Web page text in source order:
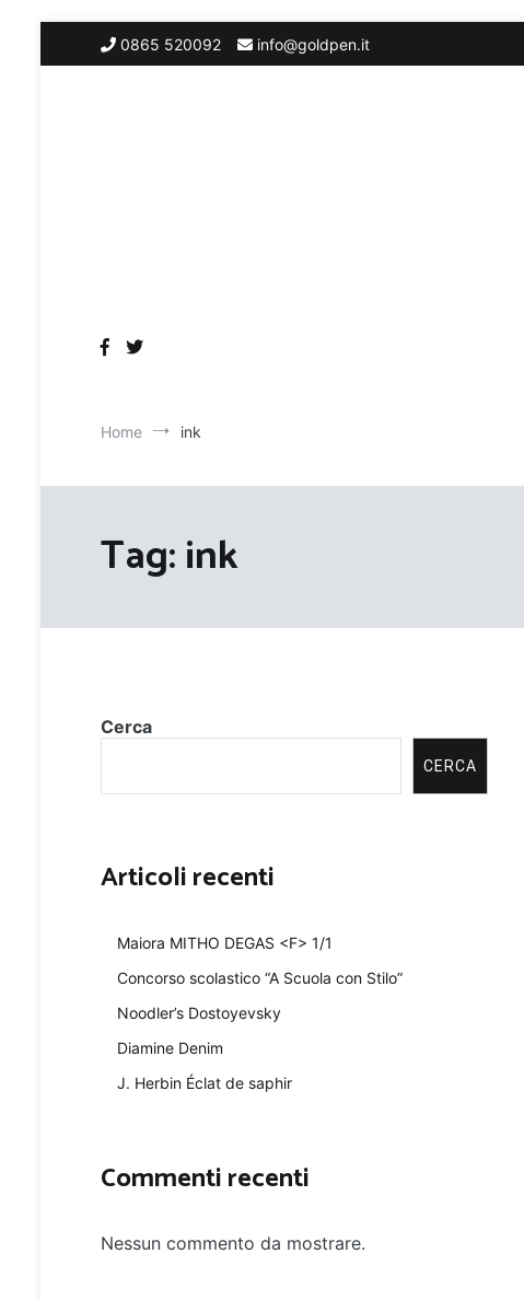
0865 520092 info@goldpen.it
Home ink
Tag:ink
Cerca
CERCA
Articoli recenti
Maiora MITHO DEGAS <F> 1/1
Concorso scolastico “A Scuola con Stilo”
Noodler’s Dostoyevsky
Diamine Denim
J. Herbin Éclat de saphir
Commenti recenti
Nessun commento da mostrare.